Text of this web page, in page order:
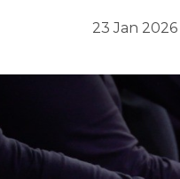
23 Jan 2026